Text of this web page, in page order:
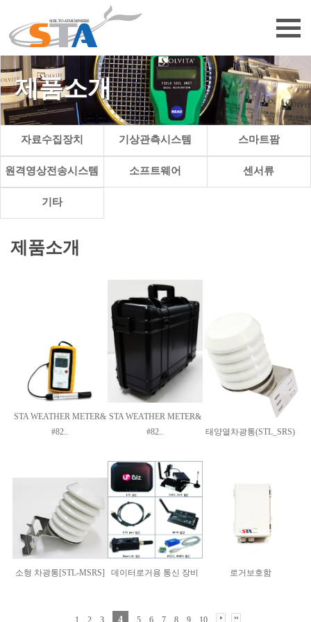
제품소개
자료수집장치 기상관측시스템 스마트팜
원격영상전송시스템 소프트웨어 센서류
기타
제품소개
STA WEATHER METER&
#82..
STA WEATHER METER&
#82..
태양열차광통(STL_SRS)
소형 차광통[STL-MSRS] 데이터로거용 통신 장비 로거보호함
1 2 3 4 5 6 7 8 9 10